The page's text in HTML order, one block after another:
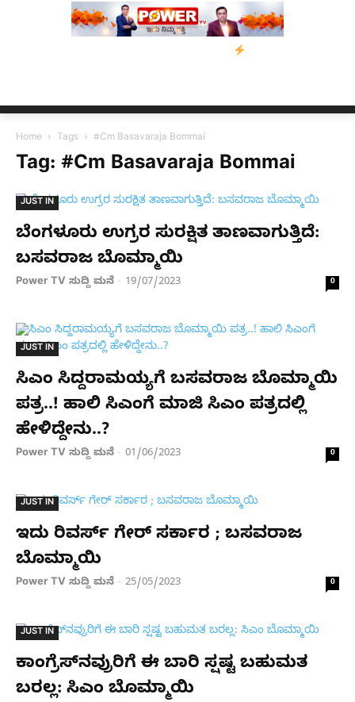
ನ್ಯೂಸ್ ಕಾರ್ಪ್‌ಗೆ ಎಐಯಿಂದ
Home Tags #Cm Basavaraja Bommai
Tag: #Cm Basavaraja Bommai
JUST IN
ಬೆಂಗಳೂರು ಉಗ್ರರ ಸುರಕ್ಷಿತ ತಾಣವಾಗುತ್ತಿದೆ:
ಬಸವರಾಜ ಬೊಮ್ಮಾಯಿ
Power TV ಸುದ್ದಿ ಮನೆ - 19/07/2023 0
JUST IN
ಸಿಎಂ ಸಿದ್ದರಾಮಯ್ಯಗೆ ಬಸವರಾಜ ಬೊಮ್ಮಾಯಿ
ಪತ್ರ..! ಹಾಲಿ ಸಿಎಂಗೆ ಮಾಜಿ ಸಿಎಂ ಪತ್ರದಲ್ಲಿ
ಹೇಳಿದ್ದೇನು..?
Power TV ಸುದ್ದಿ ಮನೆ - 01/06/2023 0
JUST IN
ಇದು ರಿವರ್ಸ್​ ಗೇರ್ ಸರ್ಕಾರ ; ಬಸವರಾಜ
ಬೊಮ್ಮಾಯಿ
Power TV ಸುದ್ದಿ ಮನೆ - 25/05/2023 0
JUST IN
ಕಾಂಗ್ರೆಸ್​ನವ್ರುರಿಗೆ ಈ ಬಾರಿ ಸ್ಷಷ್ಟ ಬಹುಮತ
ಬರಲ್ಲ: ಸಿಎಂ ಬೊಮ್ಮಾಯಿ